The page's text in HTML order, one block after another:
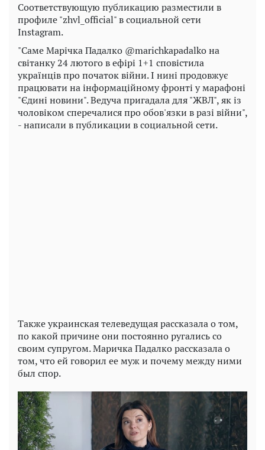
Соответствующую публикацию разместили в
профиле "zhvl_official" в социальной сети
Instagram.
"Саме Марічка Падалко @marichkapadalko на
світанку 24 лютого в ефірі 1+1 сповістила
українців про початок війни. І нині продовжує
працювати на інформаційному фронті у марафоні
"Єдині новини". Ведуча пригадала для "ЖВЛ", як із
чоловіком сперечалися про обов'язки в разі війни",
- написали в публикации в социальной сети.
Также украинская телеведущая рассказала о том,
по какой причине они постоянно ругались со
своим супругом. Маричка Падалко рассказала о
том, что ей говорил ее муж и почему между ними
был спор.